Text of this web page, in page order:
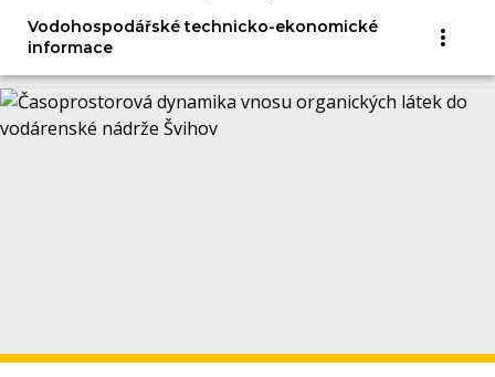
Vodohospodářské technicko-ekonomické
informace